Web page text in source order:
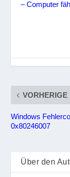
– Computer
VORHERIGE
Windows
0x80246007
Über den